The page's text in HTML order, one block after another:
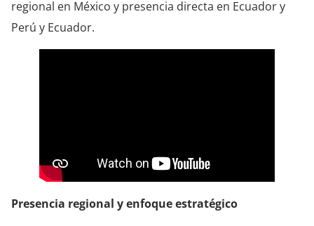
regional en México y presencia directa en Ecuador y
Perú y Ecuador.
Presencia regional y enfoque estratégico